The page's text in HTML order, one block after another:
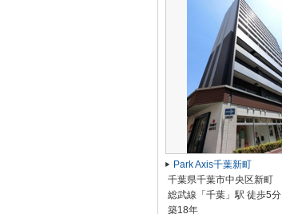
Park Axis千葉新町
千葉県千葉市中央区新町
総武線「千葉」駅 徒歩5分
築18年